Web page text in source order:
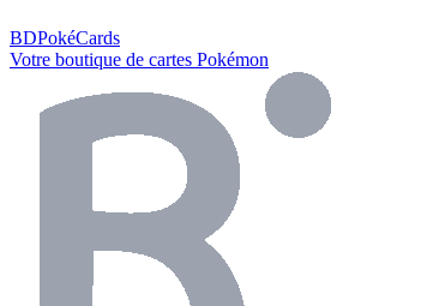
BDPokéCards
Votre boutique de cartes Pokémon